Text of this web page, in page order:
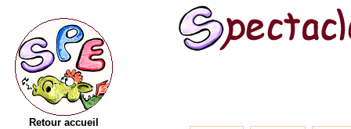
Retour accueil